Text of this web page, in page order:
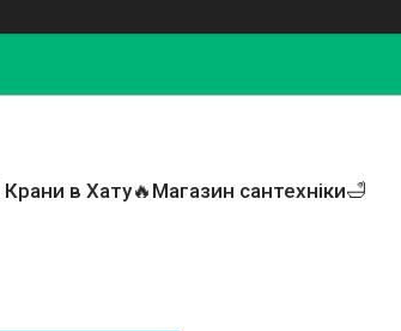
в Хату🔥Магазин сантехніки🛁